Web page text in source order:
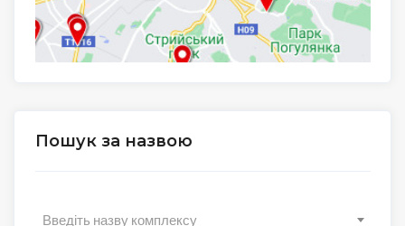
Пошук за назвою
Введіть назву комплексу